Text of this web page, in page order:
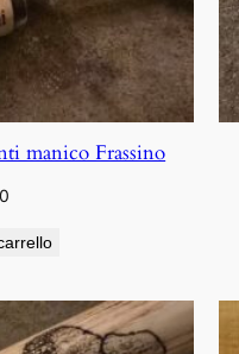
manico Frassino